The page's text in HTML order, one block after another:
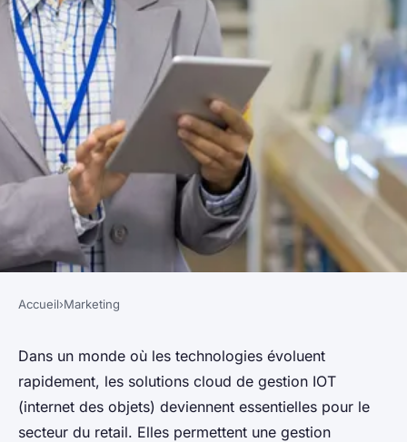
Maximiser l'efficacité avec les
solutions cloud de gestion IOT
dans le retail
Accueil›Marketing
Dans un monde où les technologies évoluent
rapidement, les solutions cloud de gestion IOT
(internet des objets) deviennent essentielles pour le
secteur du retail. Elles permettent une gestion